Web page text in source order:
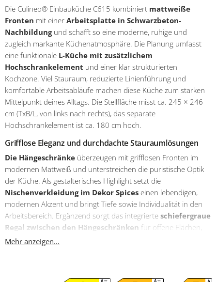
Die Culineo® Einbauküche C615 kombiniert mattweiße
Fronten mit einer Arbeitsplatte in Schwarzbeton-
Nachbildungund schafft so eine moderne, ruhige und
zugleich markante Küchenatmosphäre. Die Planung umfasst
eine funktionale L-Küche mit zusätzlichem
Hochschrankelement und einer klar strukturierten
Kochzone. Viel Stauraum, reduzierte Linienführung und
komfortable Arbeitsabläufe machen diese Küche zum starken
Mittelpunkt deines Alltags. Die Stellfläche misst ca. 245 × 246
cm (TxB/L, von links nach rechts), das separate
Hochschrankelement ist ca. 180 cm hoch.
Grifflose Eleganz und durchdachte Stauraumlösungen
Die Hängeschränke überzeugen mit grifflosen Fronten im
modernen Mattweiß und unterstreichen die puristische Optik
der Küche. Als gestalterisches Highlight setzt die
Nischenverkleidung im Dekor Spices einen lebendigen,
modernen Akzent und bringt Tiefe sowie Individualität in den
Arbeitsbereich. Ergänzend sorgt das integrierte schiefergraue
Regal zwischen den Hängeschränken für offene Flächen,
die sich ideal für Gewürze, Küchenhelfer oder dekorative
Mehr anzeigen...